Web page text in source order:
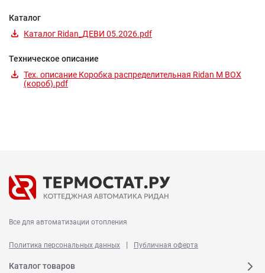
Каталог
Каталог Ridan_ДЕВИ 05.2026.pdf
Техническое описание
Тех. описание Коробка распределительная Ridan M BOX
(короб).pdf
Все для автоматизации отопления
Политика персональных данных | Публичная оферта
Каталог товаров